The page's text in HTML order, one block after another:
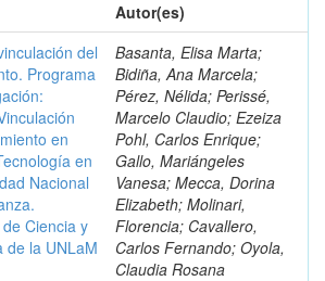
Autor(es)
del
Programa
en
en
Nacional
Ciencia y
de la UNLaM
Basanta, Elisa Marta;
Bidiña, Ana Marcela;
Pérez, Nélida; Perissé,
Marcelo Claudio; Ezeiza
Pohl, Carlos Enrique;
Gallo, Mariángeles
Vanesa; Mecca, Dorina
Elizabeth; Molinari,
Florencia; Cavallero,
Carlos Fernando; Oyola,
Claudia Rosana